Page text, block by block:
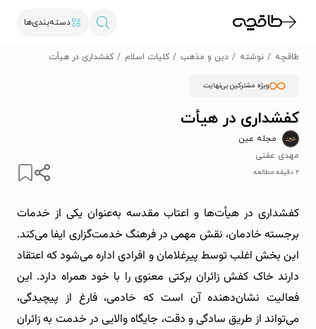
دسته‌بندی‌ها
طاقچه نوشته دین و مذهب کلیات اسلام کفشداری در هیأت
ویژه مشترکین بی‌نهایت
کفشداری در هیأت
مجله عین
مهدی عفتی
۲ دقیقه مطالعه
کفشداری در هیأت‌ها و اعتاب مقدسه به‌عنوان یکی از خدمات
برجسته خادمان، نقش مهمی در فرهنگ خدمت‌گزاری ایفا می‌کند.
این بخش اغلب توسط پیرغلامان و افرادی اداره می‌شود که اعتقاد
دارند خاک کفش زائران برکتی معنوی را با خود همراه دارد. این
فعالیت نشان‌دهنده آن است که خادمی، فارغ از پیچیدگی،
می‌تواند از طریق سادگی و دقت، جایگاه والایی در خدمت به زائران